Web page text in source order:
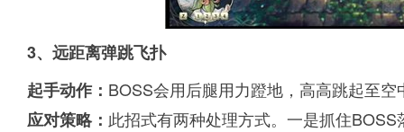
3、远距离弹跳飞扑
起手动作： BOSS会用后腿用力蹬地，高高跳起至
应对策略： 此招式有两种处理方式。一是抓住